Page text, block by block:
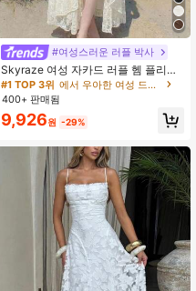
#여성스러운 러플 박사
Skyraze 여성 자카드 러플 헴 플리츠
캐미 드레스, 섬세한 레이스 패턴과 티
어드 러플 헴이 있는 우아한 화이트 미
디 드레스, 여름, 데이트, 파티, 피크닉,
휴일, 축제, 생일, 휴가, 비치웨어, 컨트
리 뮤직 페스티벌, 졸업, 가든 티 파티,
생일 의상, 2026 Y2k 의상 여성 의상,
파리 의상 여성 여름 비치 드레스 결혼
식 하객 드레스 여성 결혼식 파티 드레
스 졸업 드레스 휴가 의상 여성 휴일
드레스 컨트리 콘서트 의상, 러플 드레
스, 여성용 여름 드레스
#1 TOP 3위
에서 우아한 여성 드레스
400+ 판매됨
9,926원 -29%